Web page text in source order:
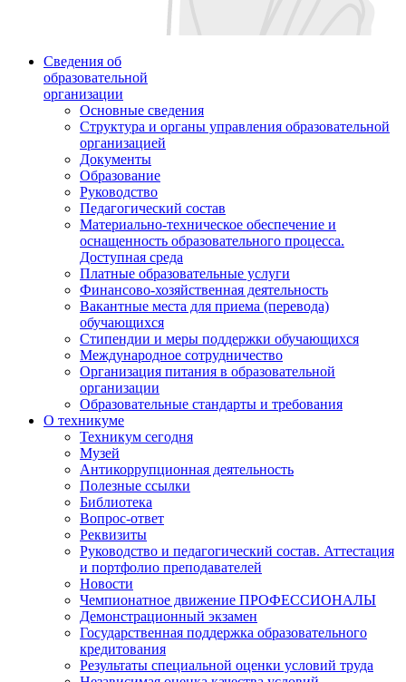
Сведения об
образовательной
организации
Основные сведения
Структура и органы управления образовательной
организацией
Документы
Образование
Руководство
Педагогический состав
Материально-техническое обеспечение и
оснащенность образовательного процесса.
Доступная среда
Платные образовательные услуги
Финансово-хозяйственная деятельность
Вакантные места для приема (перевода)
обучающихся
Стипендии и меры поддержки обучающихся
Международное сотрудничество
Организация питания в образовательной
организации
Образовательные стандарты и требования
О техникуме
Техникум сегодня
Музей
Антикоррупционная деятельность
Полезные ссылки
Библиотека
Вопрос-ответ
Реквизиты
Руководство и педагогический состав. Аттестация
и портфолио преподавателей
Новости
Чемпионатное движение ПРОФЕССИОНАЛЫ
Демонстрационный экзамен
Государственная поддержка образовательного
кредитования
Результаты специальной оценки условий труда